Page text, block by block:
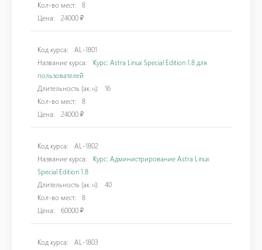
Кол-во мест:
8
Цена:
24000 ₽
Код курса:
AL-1801
Название курса:
Курс: Astra Linux Special Edition 1.8 для
пользователей
Длительность (ак.ч):
16
Кол-во мест:
8
Цена:
24000 ₽
Код курса:
AL-1802
Название курса:
Курс: Администрирование Astra Linux
Special Edition 1.8
Длительность (ак.ч):
40
Кол-во мест:
8
Цена:
60000 ₽
Код курса:
AL-1803